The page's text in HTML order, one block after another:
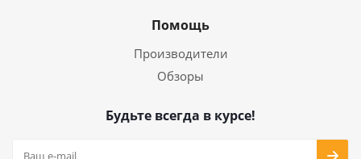
Помощь
Производители
Обзоры
Будьте всегда в курсе!